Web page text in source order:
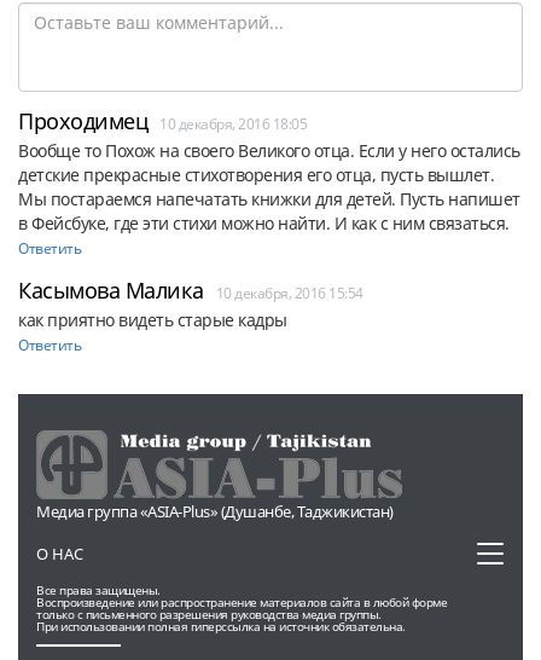
Проходимец 10 декабря, 2016 18:05
Вообще то Похож на своего Великого отца. Если у него остались
детские прекрасные стихотворения его отца, пусть вышлет.
Мы постараемся напечатать книжки для детей. Пусть напишет
в Фейсбуке, где эти стихи можно найти. И как с ним связаться.
Ответить
Касымова Малика 10 декабря, 2016 15:54
как приятно видеть старые кадры
Ответить
Медиа группа «ASIA-Plus» (Душанбе, Таджикистан)
О НАС
Все права защищены.
Воспроизведение или распространение материалов сайта в любой форме
только с письменного разрешения руководства медиа группы.
При использовании полная гиперссылка на источник обязательна.